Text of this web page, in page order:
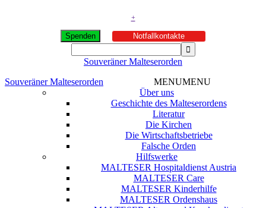
+
Spenden Notfallkontakte
Souveräner Malteserorden
Souveräner Malteserorden
MENUMENU
Über uns
Geschichte des Malteserordens
Literatur
Die Kirchen
Die Wirtschaftsbetriebe
Falsche Orden
Hilfswerke
MALTESER Hospitaldienst Austria
MALTESER Care
MALTESER Kinderhilfe
MALTESER Ordenshaus